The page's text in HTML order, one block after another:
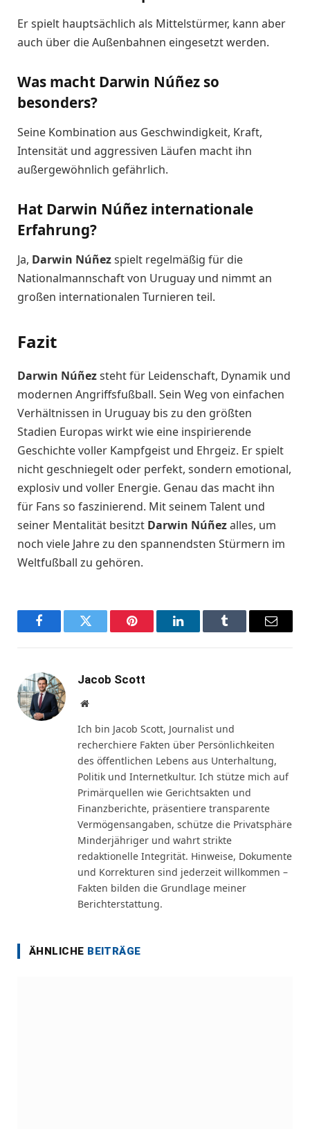
Er spielt hauptsächlich als Mittelstürmer, kann aber
auch über die Außenbahnen eingesetzt werden.
Was macht Darwin Núñez so
besonders?
Seine Kombination aus Geschwindigkeit, Kraft,
Intensität und aggressiven Läufen macht ihn
außergewöhnlich gefährlich.
Hat Darwin Núñez internationale
Erfahrung?
Ja, Darwin Núñezspielt regelmäßig für die
Nationalmannschaft von Uruguay und nimmt an
großen internationalen Turnieren teil.
Fazit
Darwin Núñezsteht für Leidenschaft, Dynamik und
modernen Angriffsfußball. Sein Weg von einfachen
Verhältnissen in Uruguay bis zu den größten
Stadien Europas wirkt wie eine inspirierende
Geschichte voller Kampfgeist und Ehrgeiz. Er spielt
nicht geschniegelt oder perfekt, sondern emotional,
explosiv und voller Energie. Genau das macht ihn
für Fans so faszinierend. Mit seinem Talent und
seiner Mentalität besitzt Darwin Núñezalles, um
noch viele Jahre zu den spannendsten Stürmern im
Weltfußball zu gehören.
FacebookTwitter Pinterest LinkedInTumblr Email
Jacob Scott
Website
Ich bin Jacob Scott, Journalist und
recherchiere Fakten über Persönlichkeiten
des öffentlichen Lebens aus Unterhaltung,
Politik und Internetkultur. Ich stütze mich auf
Primärquellen wie Gerichtsakten und
Finanzberichte, präsentiere transparente
Vermögensangaben, schütze die Privatsphäre
Minderjähriger und wahrt strikte
redaktionelle Integrität. Hinweise, Dokumente
und Korrekturen sind jederzeit willkommen –
Fakten bilden die Grundlage meiner
Berichterstattung.
ÄHNLICHE BEITRÄGE